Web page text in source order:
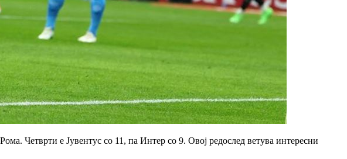
Четврти е Јувентус со 11, па Интер со 9. Овој редослед ветува интересни